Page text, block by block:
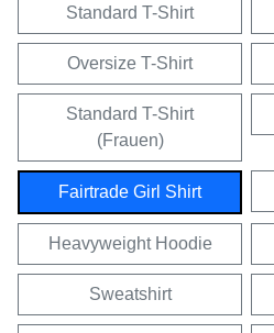
Standard T-Shirt
Oversize T-Shirt
Standard T-Shirt
(Frauen)
Fairtrade Girl Shirt
Heavyweight Hoodie
Sweatshirt